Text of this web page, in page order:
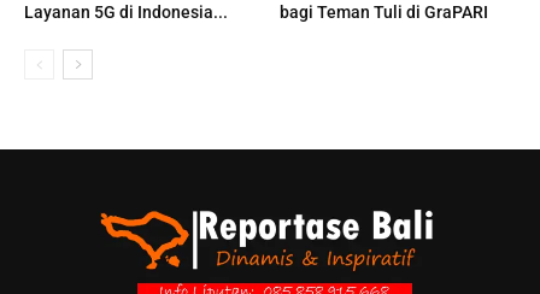
Layanan 5G di Indonesia...
bagi Teman Tuli di GraPARI